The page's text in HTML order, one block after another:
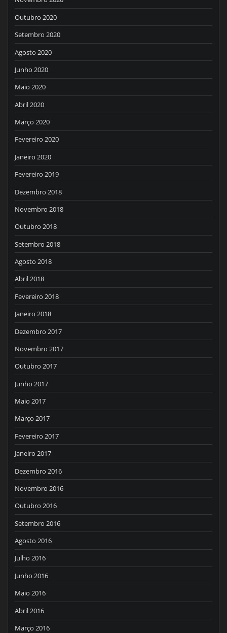
Outubro 2020
Setembro 2020
Agosto 2020
Junho 2020
Maio 2020
Abril 2020
Março 2020
Fevereiro 2020
Janeiro 2020
Fevereiro 2019
Dezembro 2018
Novembro 2018
Outubro 2018
Setembro 2018
Agosto 2018
Abril 2018
Fevereiro 2018
Janeiro 2018
Dezembro 2017
Novembro 2017
Outubro 2017
Junho 2017
Maio 2017
Março 2017
Fevereiro 2017
Janeiro 2017
Dezembro 2016
Novembro 2016
Outubro 2016
Setembro 2016
Agosto 2016
Julho 2016
Junho 2016
Maio 2016
Abril 2016
Março 2016